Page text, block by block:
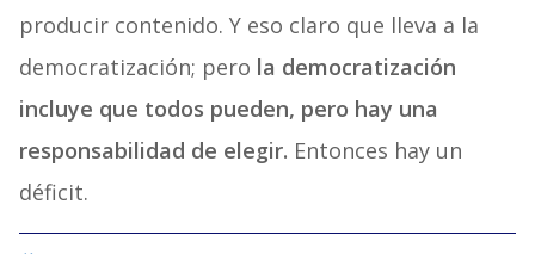
producir contenido. Y eso claro que lleva a la
democratización; pero la democratización
incluye que todos pueden, pero hay una
responsabilidad de elegir. Entonces hay un
déficit.